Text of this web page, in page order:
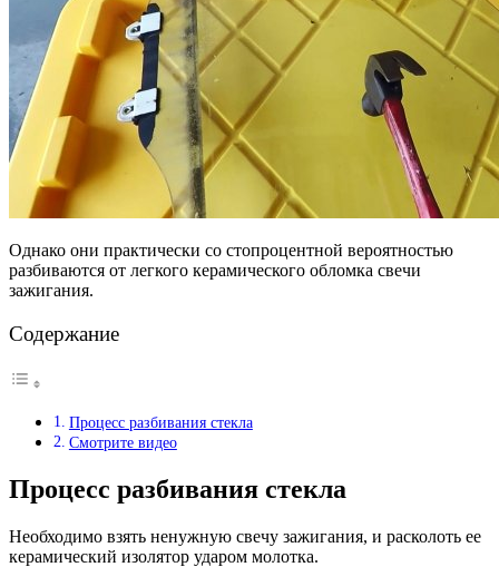
Однако они практически со стопроцентной вероятностью
разбиваются от легкого керамического обломка свечи
зажигания.
Содержание
Процесс разбивания стекла
Смотрите видео
Процесс разбивания стекла
Необходимо взять ненужную свечу зажигания, и расколоть ее
керамический изолятор ударом молотка.